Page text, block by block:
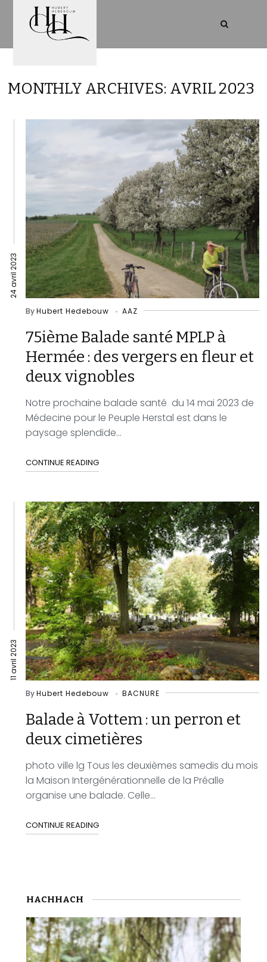
MONTHLY ARCHIVES: AVRIL 2023
24 avril 2023
ByHubert Hedebouw AAZ
75ième Balade santé MPLP à
Hermée : des vergers en fleur et
deux vignobles
Notre prochaine balade santé du 14 mai 2023 de
Médecine pour le Peuple Herstal est dans le
paysage splendide...
CONTINUE READING
11 avril 2023
ByHubert Hedebouw BACNURE
Balade à Vottem : un perron et
deux cimetières
photo ville lg Tous les deuxièmes samedis du mois
la Maison Intergénérationnelle de la Préalle
organise une balade. Celle...
CONTINUE READING
HACHHACH